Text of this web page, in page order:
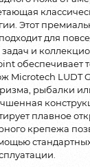
Этот
для
и
обеспечивает
Microtech LUDT
рыбалки
плавное
крепежа